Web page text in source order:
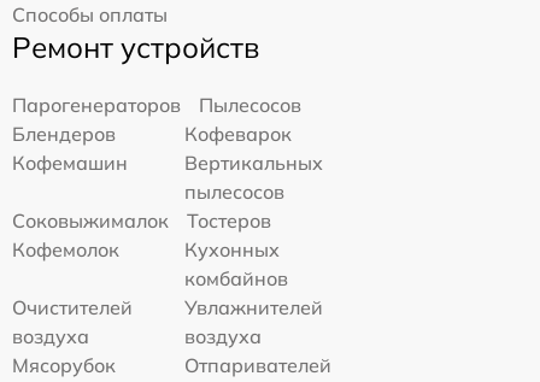
Способы оплаты
Ремонт устройств
Парогенераторов
Пылесосов
Блендеров
Кофеварок
Кофемашин
Вертикальных
пылесосов
Соковыжималок
Тостеров
Кофемолок
Кухонных
комбайнов
Очистителей
воздуха
Увлажнителей
воздуха
Мясорубок
Отпаривателей